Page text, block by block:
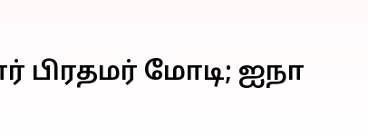
பிரதமர் மோடி; ஐநா